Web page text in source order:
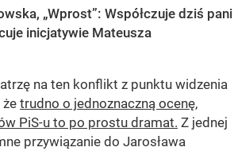
„Wprost”: Współczuje dziś pani
inicjatywie Mateusza
na ten konflikt z punktu widzenia
że trudno o jednoznaczną ocenę,
PiS-u to po prostu dramat. Z jednej
przywiązanie do Jarosława